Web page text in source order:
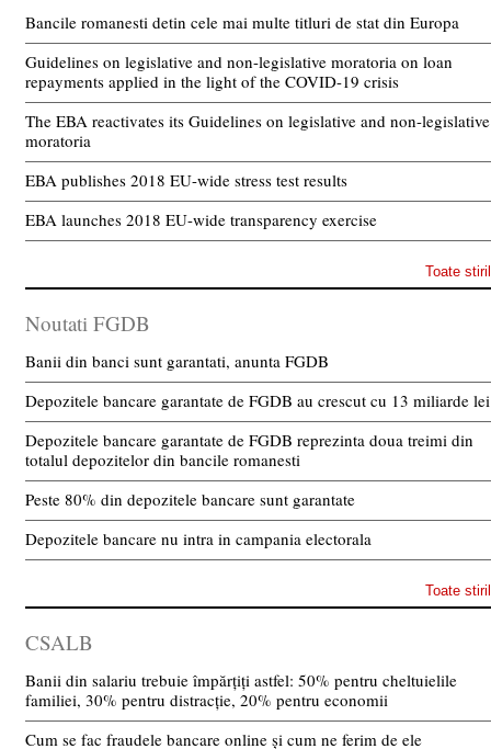
Bancile romanesti detin cele mai multe titluri de stat din Europa
Guidelines on legislative and non-legislative moratoria on loan
repayments applied in the light of the COVID-19 crisis
The EBA reactivates its Guidelines on legislative and non-legislative
moratoria
EBA publishes 2018 EU-wide stress test results
EBA launches 2018 EU-wide transparency exercise
Toate
Noutati FGDB
Banii din banci sunt garantati, anunta FGDB
Depozitele bancare garantate de FGDB au crescut cu 13 miliarde lei
Depozitele bancare garantate de FGDB reprezinta doua treimi din
totalul depozitelor din bancile romanesti
Peste 80% din depozitele bancare sunt garantate
Depozitele bancare nu intra in campania electorala
Toate
CSALB
Banii din salariu trebuie împărțiți astfel: 50% pentru cheltuielile
familiei, 30% pentru distracție, 20% pentru economii
Cum se fac fraudele bancare online și cum ne ferim de ele